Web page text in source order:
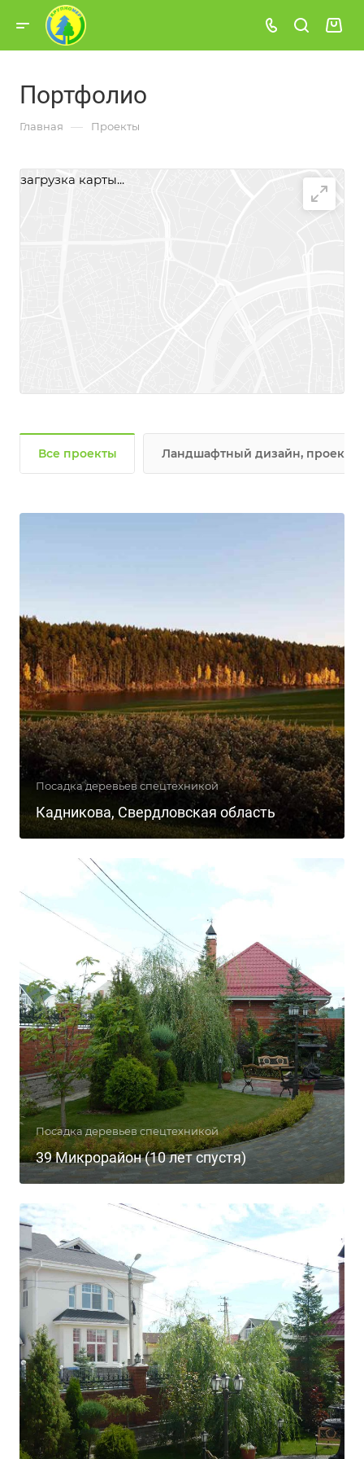
Портфолио
Главная — Проекты
загрузка карты...
Все проекты Ландшафтный дизайн,
Посадка деревьев спецтехникой
Кадникова, Свердловская область
Посадка деревьев спецтехникой
39 Микрорайон (10 лет спустя)